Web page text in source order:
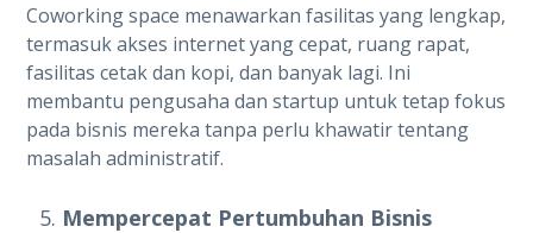
Coworking space menawarkan fasilitas yang lengkap,
termasuk akses internet yang cepat, ruang rapat,
fasilitas cetak dan kopi, dan banyak lagi. Ini
membantu pengusaha dan startup untuk tetap fokus
pada bisnis mereka tanpa perlu khawatir tentang
masalah administratif.
Mempercepat Pertumbuhan Bisnis